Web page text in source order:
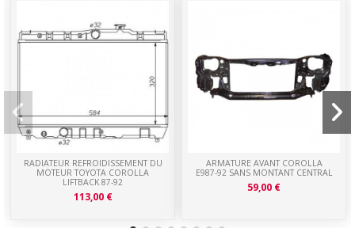
RADIATEUR REFROIDISSEMENT DU
MOTEUR TOYOTA COROLLA
LIFTBACK 87-92
113,00 €
ARMATURE AVANT COROLLA
E987-92 SANS MONTANT CENTRAL
59,00 €